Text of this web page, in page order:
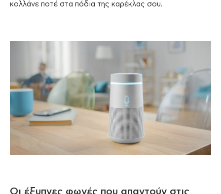
κολλάνε ποτέ στα πόδια της καρέκλας σου.
Οι έξυπνες φωνές που απαντούν στις